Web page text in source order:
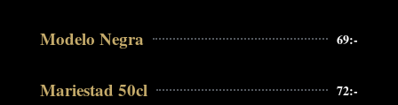
Modelo Negra 69:-
Mariestad 50cl 72:-